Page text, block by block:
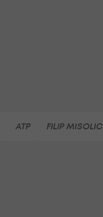
ATP FILIP MISOLIC